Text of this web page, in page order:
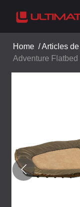
Home /Articles
Adventure Flatbed